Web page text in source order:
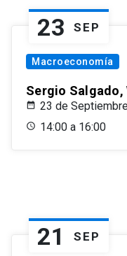
23 SEP
Macroeconomía
Sergio Salgado,
23 de
14:00 a 16:00
21 SEP